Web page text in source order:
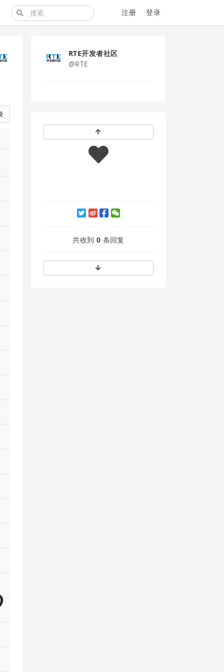
注册 登录
RTE开发者社区
@RTE
共收到 0 条回复